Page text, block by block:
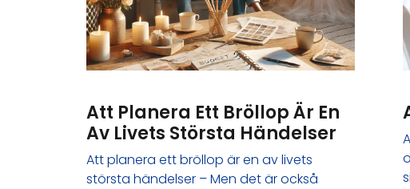
Att Planera Ett Bröllop Är En
Av Livets Största Händelser
Att planera ett bröllop är en av livets
största händelser – Men det är också